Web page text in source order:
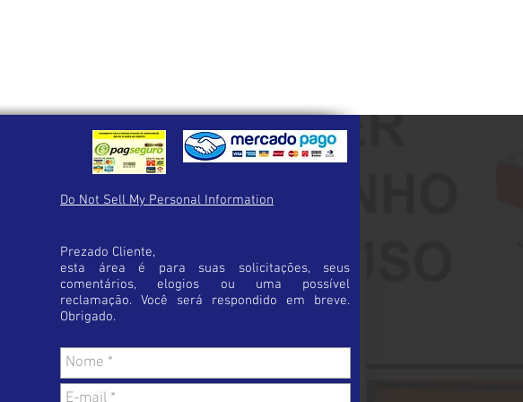
estar optando pelo produto certo.
Esta cautela diminuirá a possibilidade de erro e trará maior
satisfação em sua compra.
Do Not Sell My Personal Information
Prezado Cliente,
esta área é para suas solicitações, seus
comentários, elogios ou uma possível
reclamação. Você será respondido em breve.
Obrigado.